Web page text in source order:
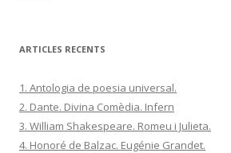
ARTICLES RECENTS
1. Antologia de poesia universal.
2. Dante. Divina Comèdia. Infern
3. William Shakespeare. Romeu i Julieta.
4. Honoré de Balzac. Eugénie Grandet.